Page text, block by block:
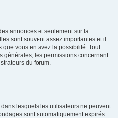
annonces et seulement sur la
sont souvent assez importantes et il
que vous en avez la possibilité. Tout
générales, les permissions concernant
du forum.
lesquels les utilisateurs ne peuvent
sont automatiquement expirés.